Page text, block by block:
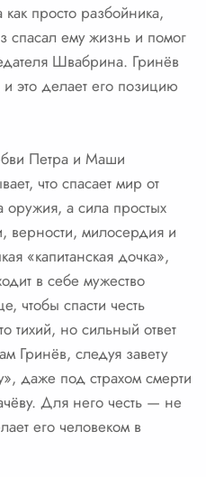
просто разбойника,
спасал ему жизнь и помог
Швабрина. Гринёв
это делает его позицию
Петра и Маши
что спасает мир от
оружия, а сила простых
верности, милосердия и
«капитанская дочка»,
в себе мужество
чтобы спасти честь
тихий, но сильный ответ
Гринёв, следуя завету
даже под страхом смерти
Для него честь — не
его человеком в